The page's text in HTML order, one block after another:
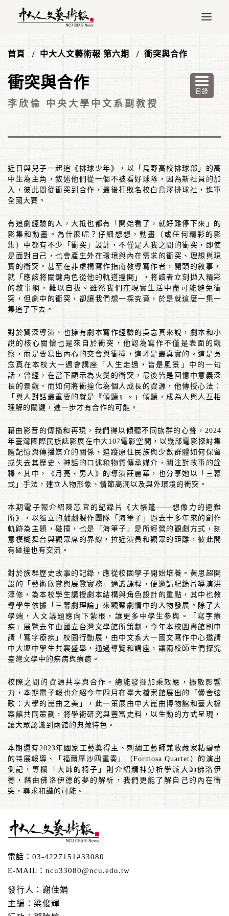
首頁 中大人文藝術報 第六期 衝突與合作
衝突與合作
李欣倫 中央大學中文系副教授
近日與兒子一起追《排球少年》，以「烏野高校排球部」的高
中生為主角，敘述他們從一個不被看好球隊，因為新社員的加
入，彼此間從衝突到合作，最後打敗名校白鳥澤排球社，進軍
全國大賽。
有追劇經驗的人，大抵也都有「開始看了，就好難停下來」的
影集和動畫。為什麼呢？仔細想想，動畫（或任何精彩的影
集）中都有不少「衝突」設計，不僅是人我之間的衝突，即使
是面對自己，也會產生外在環境與內在需求的衝突、理想與現
實的衝突。甚至在非虛構寫作指南教導寫作者，開頭的敘事，
就「應該將關鍵角色從他的軌道撞開」，將讀者立刻拋入精彩
的敘事網，難以自拔。雖然我們在現實生活中盡可能避免衝
突，但劇中的衝突，卻讓我們想一探究竟，於是就這麼一集一
集追了下去。
對於資深導演、也擁有劇本寫作經驗的吳念真來說，劇本和 小
說的核心關懷也是來自於衝突，他認為寫作不僅是表面的觀
察，而是要寫出內心的交會與衝撞，這才是最真實的。這是吳
念真在本校大一週會講座「人生走過，皆是風景」中的一句
話，曾經，在當下顯示為火燙的衝突，最後皆是回憶中意義深
長的景觀，而如何將衝撞化為個人成長的資源，他傳授心法：
「與人對話最重要的就是『傾聽』。」傾聽，成為人與人互相
理解的關鍵，進一步才有合作的可能。
藉由影音的傳播和再現，我們得以傾聽不同族群的心聲， 2024
年臺灣國際民族誌影展在中大107電影空間 ，以幾部電影探討集
體記憶與傳播媒介的關係，追蹤原住民族與少數群體如何保留
或失去其歷史、神話的口述和物質傳承媒介，關注對故事的詮
釋。其中，
《月亮・男人》的導演莊麗華，也分享她以「三幕
式」手法，建立人物形象、情節高潮以及與外環境的衝突。
本期電子報 介紹陳芯宜的紀錄片《大帳篷——想像力的避難
所》，以獨立的戲劇製作團隊「海筆子」過去十多年來的創作
軌跡為主題， 碰撞，也是 「海筆子」是所經營的觀劇方式，刻
意模糊舞台與觀眾席的界線，拉近演員和觀眾的距離，彼此間
有碰撞也有交流。
對於族群歷史故事的記錄，應從校園學子開始培養。黃思超開
設的
「藝術欣賞與展覽實務」通識課程 ，便邀請紀錄片導演洪
淳修 ，為本校學生講授劇本結構與角色設計的重點，其中也教
導學生 依據「三幕劇理論」來觀察劇情中的人物發展。 除了大
學端，人文議題應向下紮根，讓更多中學生參與。「寫字療
疾」展覽去年由國立台灣文學館所策劃，今年本校圖書館則申
請「寫字療疾」校園行動展，由中文系大一國文寫作中心邀請
中大壢中學生共襄盛舉，通過導覽和講座，讓兩校師生們探究
臺灣文學中的疾病與療癒。
校際之間的資源共享與合作，總能發揮加乘效應，擴散影響
力，本期電子報也介紹今年四月在臺大檔案館展出的「黌舍弦
歌：大學的崑曲之美」，此一策展由中大崑曲博物館和臺大檔
案館共同策劃，將學術研究與豐富史料，以生動的方式呈現，
讓大眾認識到兩館的典藏特色。
本期還有2023年國家工藝獎得主、刺繡工藝師兼收藏家粘碧華
的特展報導、「福爾摩沙四重奏」（Formosa Quartet ）的演出
側記，專欄「大師的椅子」則介紹精神分析學派大師佛洛伊
德，藉由佛洛伊德的夢的解析，我們更能了解自己的內在衝
突，尋求和諧的可能。
電話： 03-4227151#33080
E-MAIL： ncu33080@ncu.edu.tw
發行人：謝佳娟
主編：梁俊輝